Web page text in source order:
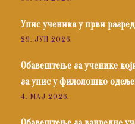
Упис ученика у први разред
29. ЈУН 2026.
Обавештење за ученике
за упис у филолошко
4. МАЈ 2026.